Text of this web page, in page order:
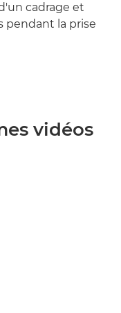
cadrage et
pendant la prise
vidéos